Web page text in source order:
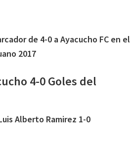
de 4-0 a Ayacucho FC en el
2017
4-0 Goles del
Alberto Ramirez 1-0